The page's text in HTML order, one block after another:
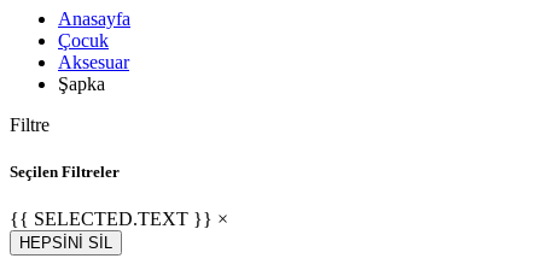
Anasayfa
Çocuk
Aksesuar
Şapka
Filtre
Seçilen Filtreler
{{ SELECTED.TEXT }} ×
HEPSİNİ SİL